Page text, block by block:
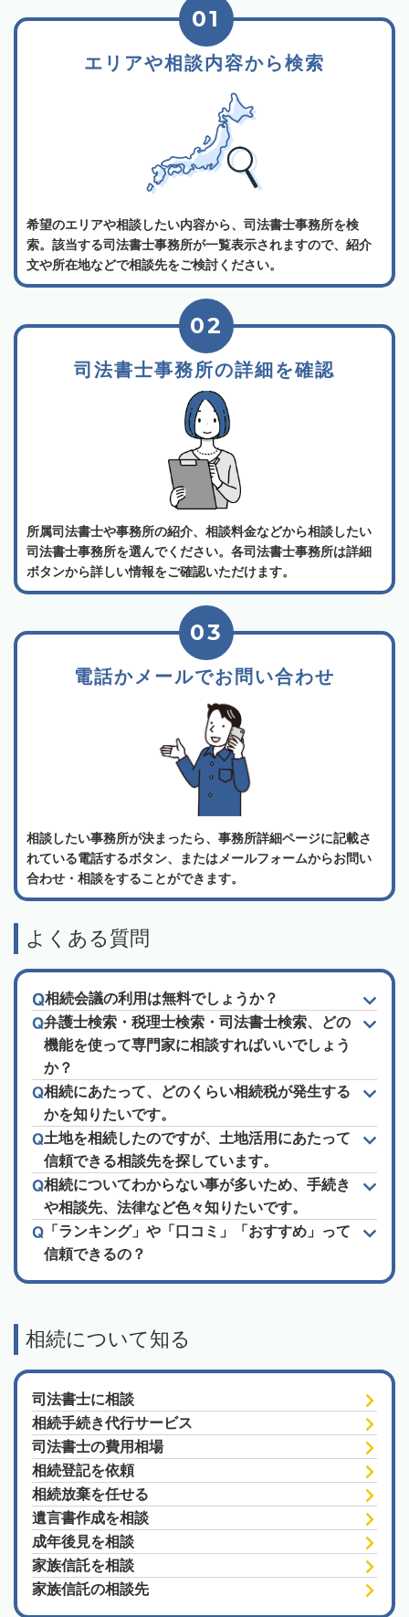
エリアや相談内容から検索
01
希望のエリアや相談したい内容から、司法書士事務所を検
索。該当する司法書士事務所が一覧表示されますので、紹介
文や所在地などで相談先をご検討ください。
司法書士事務所の詳細を確認
02
所属司法書士や事務所の紹介、相談料金などから相談したい
司法書士事務所を選んでください。各司法書士事務所は詳細
ボタンから詳しい情報をご確認いただけます。
電話かメールでお問い合わせ
03
相談したい事務所が決まったら、事務所詳細ページに記載さ
れている電話するボタン、またはメールフォームからお問い
合わせ・相談をすることができます。
よくある質問
相続会議の利用は無料でしょうか？
弁護士検索・税理士検索・司法書士検索、どの
機能を使って専門家に相談すればいいでしょう
か？
相続にあたって、どのくらい相続税が発生する
かを知りたいです。
土地を相続したのですが、土地活用にあたって
信頼できる相談先を探しています。
相続についてわからない事が多いため、手続き
や相談先、法律など色々知りたいです。
「ランキング」や「口コミ」「おすすめ」って
信頼できるの？
相続について知る
司法書士に相談
相続手続き代行サービス
司法書士の費用相場
相続登記を依頼
相続放棄を任せる
遺言書作成を相談
成年後見を相談
家族信託を相談
家族信託の相談先